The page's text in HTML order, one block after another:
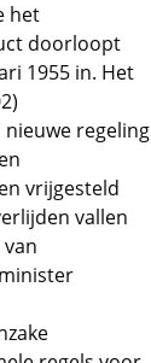
het
doorloopt
1955 in. Het
nieuwe regeling
vrijgesteld
vallen